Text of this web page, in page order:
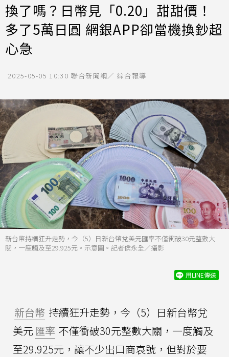
換了嗎？日幣見「0.20」甜甜價！
多了5萬日圓 網銀APP卻當機換鈔超
心急
2025-05-05 10:30 聯合新聞網／ 綜合報導
新台幣持續狂升走勢，今（5）日新台幣兌美元匯率不僅衝破30元整數大
關，一度觸及至29.925元。示意圖。記者侯永全／攝影
用LINE傳送
新台幣 持續狂升走勢，今（5）日新台幣兌
美元 匯率 不僅衝破30元整數大關，一度觸及
至29.925元，讓不少出口商哀號，但對於要